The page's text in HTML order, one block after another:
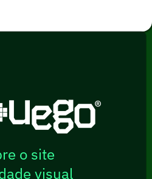
o site
visual